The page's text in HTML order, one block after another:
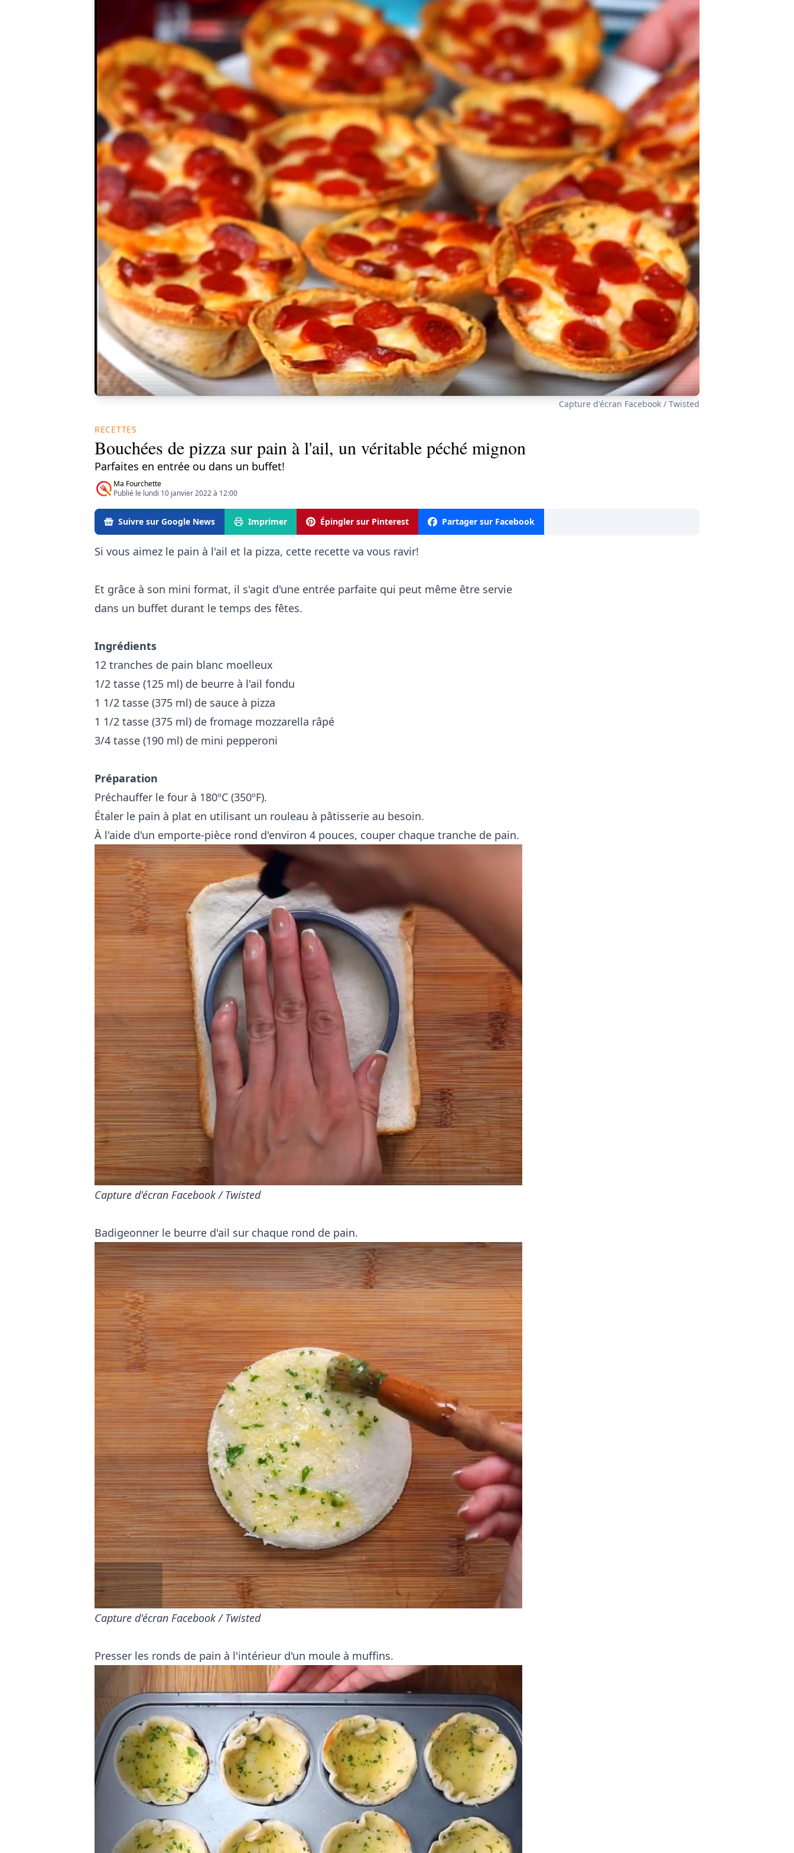
Capture d'écran Facebook / Twisted
RECETTES
Bouchées de pizza sur pain à l'ail, un véritable péché mignon
Parfaites en entrée ou dans un buffet!
Ma Fourchette
Publié le lundi 10 janvier 2022 à 12:00
Suivre sur Google News Imprimer Épingler sur Pinterest Partager sur Facebook
Si vous aimez le pain à l'ail et la pizza, cette recette va vous ravir!
Et grâce à son mini format, il s'agit d'une entrée parfaite qui peut même être servie
dans un buffet durant le temps des fêtes.
Ingrédients
12 tranches de pain blanc moelleux
1/2 tasse (125 ml) de beurre à l'ail fondu
1 1/2 tasse (375 ml) de sauce à pizza
1 1/2 tasse (375 ml) de fromage mozzarella râpé
3/4 tasse (190 ml) de mini pepperoni
Préparation
Préchauffer le four à 180ºC (350ºF).
Étaler le pain à plat en utilisant un rouleau à pâtisserie au besoin.
À l'aide d'un emporte-pièce rond d'environ 4 pouces, couper chaque tranche de pain.
Capture d'écran Facebook / Twisted
Badigeonner le beurre d'ail sur chaque rond de pain.
Capture d'écran Facebook / Twisted
Presser les ronds de pain à l'intérieur d'un moule à muffins.